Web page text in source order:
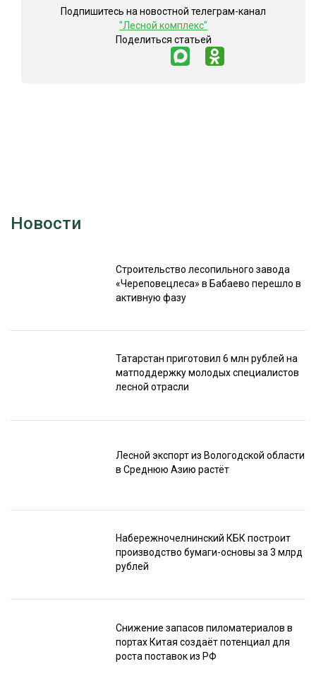
Подпишитесь на новостной телеграм-канал
"Лесной комплекс"
Поделиться статьей
Новости
Строительство лесопильного завода
«Череповецлеса» в Бабаево перешло в
активную фазу
Татарстан приготовил 6 млн рублей на
матподдержку молодых специалистов
лесной отрасли
Лесной экспорт из Вологодской области
в Среднюю Азию растёт
Набережночелнинский КБК построит
производство бумаги-основы за 3 млрд
рублей
Снижение запасов пиломатериалов в
портах Китая создаёт потенциал для
роста поставок из РФ